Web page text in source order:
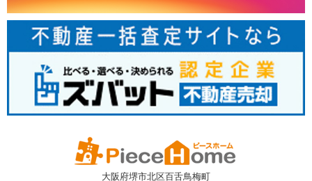
大阪府堺市北区百舌鳥梅町